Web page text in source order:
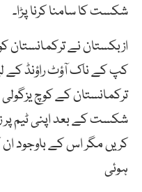
شکست کا سامنا کرنا پڑا۔
کپ کے ناک آؤٹ راؤنڈ کے
شکست کے بعد اپنی ٹیم پر
کریں مگر اس کے باوجود
ہوئی